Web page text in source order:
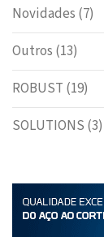
Novidades (7)
Outros (13)
ROBUST (19)
SOLUTIONS (3)